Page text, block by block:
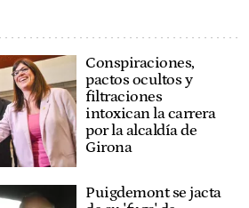
Conspiraciones,
pactos ocultos y
filtraciones
intoxican la carrera
por la alcaldía de
Girona
Puigdemont se jacta